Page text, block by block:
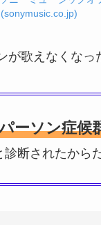
(sonymusic.co.jp)
が歌えなくなっ
ーソン症候
診断されたから